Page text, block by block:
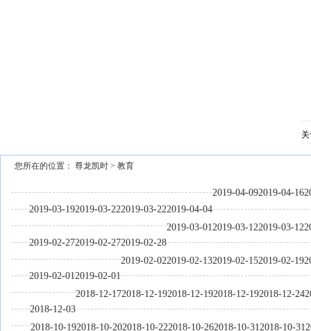
您所在的位置： 尊龙凯时 > 教育
2019-04-16
2019-04-09
2019-04-04
2019-03-22
2019-03-22
2019-03-19
2019-03-12
2019-03-12
2019-03-01
2019-02-28
2019-02-27
2019-02-27
2019-02-19
2019-02-15
2019-02-13
2019-02-02
2019-02-01
2019-02-01
2018-12-24
2018-12-19
2018-12-19
2018-12-19
2018-12-17
2018-12-03
2018-10-31
2018-10-31
2018-10-26
2018-10-22
2018-10-20
2018-10-19